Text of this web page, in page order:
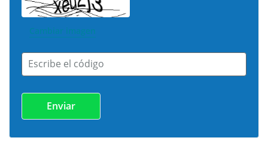
Cambiar imagen
Escribe el código